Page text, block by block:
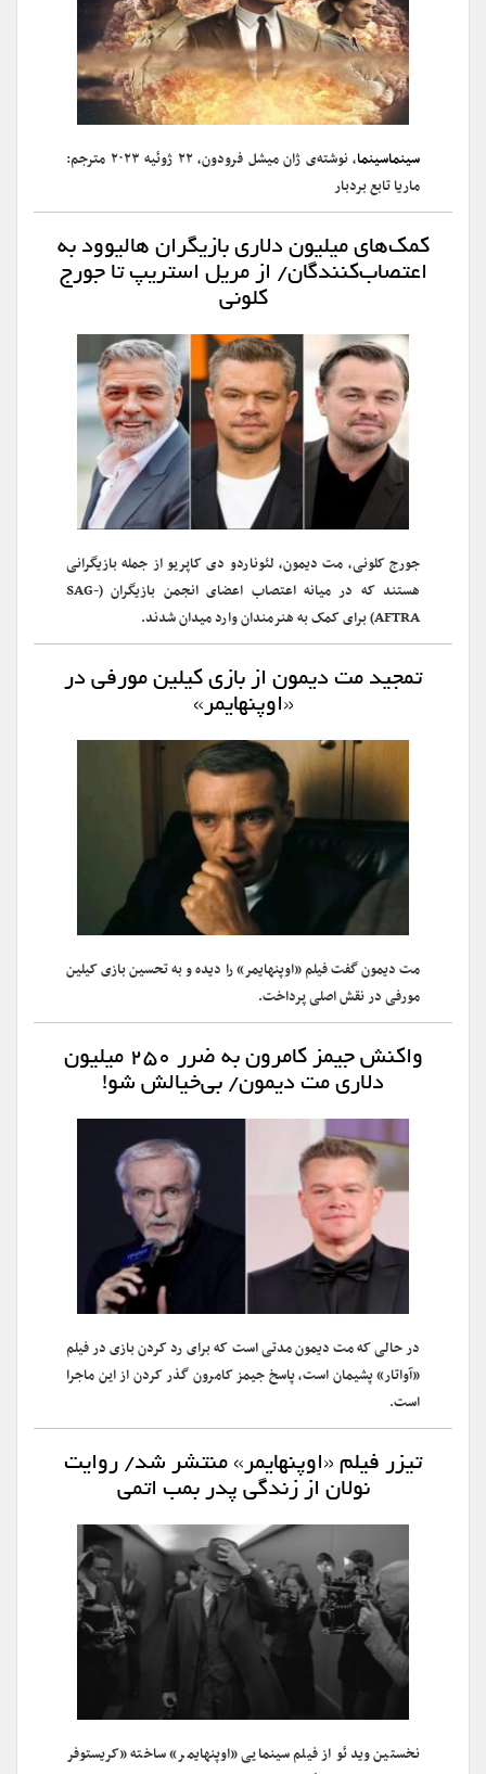
سینماسینما
، نوشته‌ی ژان میشل فرودون، ۲۲ ژوئیه ۲۰۲۳ مترجم:
ماریا تابع بردبار
کمک‌های میلیون دلاری بازیگران هالیوود به
اعتصاب‌کنندگان/ از مریل استریپ تا جورج
کلونی
جورج کلونی، مت دیمون، لئوناردو دی کاپریو از جمله بازیگرانی
هستند که در میانه اعتصاب اعضای انجمن بازیگران (SAG-
AFTRA) برای کمک به هنرمندان وارد میدان شدند.
تمجید مت دیمون از بازی کیلین مورفی در
«اوپنهایمر»
مت دیمون گفت فیلم «اوپنهایمر» را دیده و به تحسین بازی کیلین
مورفی در نقش اصلی پرداخت.
واکنش جیمز کامرون به ضرر ۲۵۰ میلیون
دلاری مت دیمون/ بی‌خیالش شو!
در حالی که مت دیمون مدتی است که برای رد کردن بازی در فیلم
«آواتار» پشیمان است، پاسخ جیمز کامرون گذر کردن از این ماجرا
است.
تیزر فیلم «اوپنهایمر» منتشر شد/ روایت
نولان از زندگی پدر بمب اتمی
نخستین ویدئو از فیلم سینمایی «اوپنهایمر» ساخته «کریستوفر